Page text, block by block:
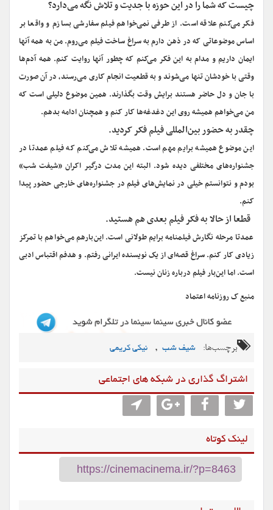
چیست که شما را در این حوزه با جدیت و تلاش نگه می‌دارد؟
فکر می‌کنم علاقه است. از طرفی نمی‌خواهم فیلم سفارشی بسازم و واقعا بر
اساس موضوعاتی که در ذهن دارم به سراغ ساخت فیلم می‌روم. من به همه آنها
ایمان داریم و مدام به این فکر می‌کنم که چطور آنها روایت کنم. همه آدم‌ها
وقتی با خودشان تنها می‌شوند و به قطعیت انجام کاری می‌رسند، در آن صورت
با جان و دل حاضر هستند برایش وقت بگذارند. همین موضوع دلیلی است که
من می‌خواهم همیشه روی این دغدغه‌ها کار کنم و همچنان ادامه بدهم.
چقدر به حضور بین‌المللی فیلم فکر کردید.
این موضوع همیشه برایم مهم است. همیشه تلاش می‌کنم که فیلم عمدتا در
جشنواره‌های مختلفی دیده شود. البته این مدت درگیر اکران «شیفت شب»
بودم و نتوانستم خیلی در نمایش‌های فیلم در جشنواره‌های خارجی حضور پیدا
کنم.
قطعا از حالا به فکر فیلم بعدی هم هستید.
عمدتا مرحله نگارش فیلمنامه برایم طولانی است. این‌بارهم می‌خواهم با تمرکز
زیادی کار کنم. سراغ قصه‌ای از یک نویسنده ایرانی رفتم. و هدفم اقتباس ادبی
است. اما این‌بار فیلم درباره زنان نیست.
منبع ک روزنامه اعتماد
برچسب‌ها: شیف شب , نیکی کریمی
اشتراگ گذاری در شبکه های اجتماعی
لینک کوتاه